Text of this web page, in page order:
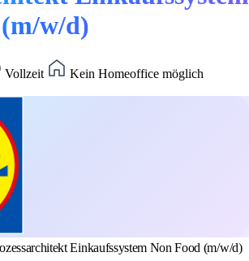
w/d)
Vollzeit
Kein Homeoffice möglich
Einkaufssystem Non Food (m/w/d)